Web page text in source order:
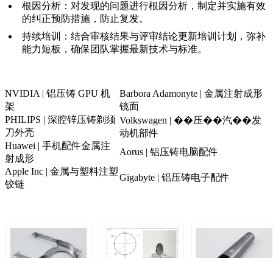
根因分析： 对发现的问题进行根因分析，制定并实施有效
的纠正预防措施，防止复发。
持续培训： 结合审核结果与评审结论更新培训计划，弥补
能力短板，确保团队掌握最新技术与标准。
NVIDIA | 铝压铸 GPU 机
架
Barbora Adamonyte | 金属注射成形
镜面
PHILIPS | 深腔锌压铸剃须
刀外壳
Volkswagen | ��压��汽��发
动机部件
Huawei | 手机配件金属注
射成形
Aorus | 铝压铸电脑配件
Apple Inc | 金属与塑料注塑
铰链
Gigabyte | 铝压铸电子配件